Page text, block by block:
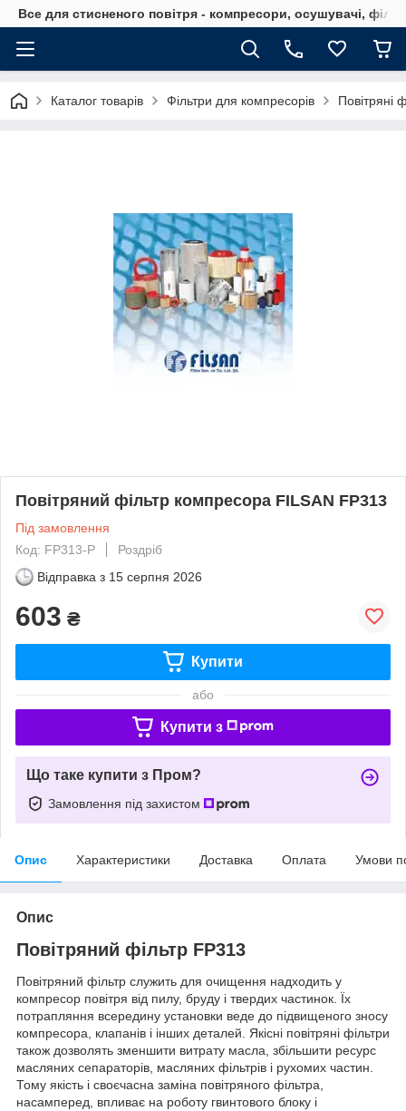
Все для стисненого повітря - компресори, осушувачі,
Каталог товарів Фільтри для компресорів Повітряні
Повітряний фільтр компресора FILSAN FP313
Під замовлення
Код: FP313-P
Роздріб
Відправка з 15 серпня 2026
603 ₴
Купити
або
Купити з
Що таке купити з Пром?
Замовлення під захистом
Опис Характеристики Доставка Оплата Умови
Опис
Повітряний фільтр FP313
Повітряний фільтр служить для очищення надходить у
компресор повітря від пилу, бруду і твердих частинок. Їх
потрапляння всередину установки веде до підвищеного зносу
компресора, клапанів і інших деталей. Якісні повітряні фільтри
також дозволять зменшити витрату масла, збільшити ресурс
масляних сепараторів, масляних фільтрів і рухомих частин.
Тому якість і своєчасна заміна повітряного фільтра,
насамперед, впливає на роботу гвинтового блоку і